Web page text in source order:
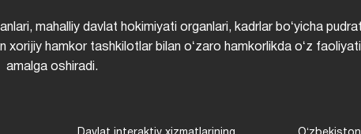
mahalliy davlat hokimiyati organlari, kadrlar boʻyicha pudrat
hamkor tashkilotlar bilan oʻzaro hamkorlikda oʻz
amalga oshiradi.